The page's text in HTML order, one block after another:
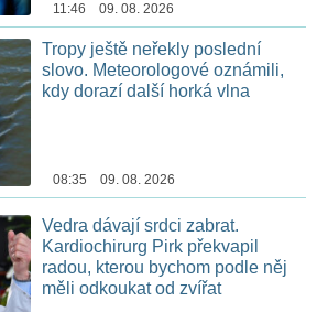
11:46 09. 08. 2026
Tropy ještě neřekly poslední
slovo. Meteorologové oznámili,
kdy dorazí další horká vlna
08:35 09. 08. 2026
Vedra dávají srdci zabrat.
Kardiochirurg Pirk překvapil
radou, kterou bychom podle něj
měli odkoukat od zvířat